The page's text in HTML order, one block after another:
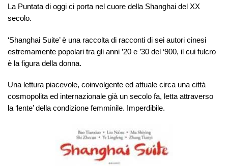
La Puntata di oggi ci porta nel cuore della Shanghai del XX
secolo.
‘Shanghai Suite’ è una raccolta di racconti di sei autori cinesi
estremamente popolari tra gli anni ’20 e ’30 del ‘900, il cui fulcro
è la figura della donna.
Una lettura piacevole, coinvolgente ed attuale circa una città
cosmopolita ed internazionale già un secolo fa, letta attraverso
la ‘lente’ della condizione femminile. Imperdibile.